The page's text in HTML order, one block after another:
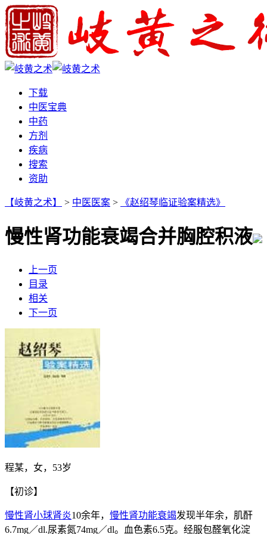
下载
中医宝典
中药
方剂
疾病
搜索
资助
【岐黄之术】 > 中医医案 > 《赵绍琴临证验案精选》
慢性肾功能衰竭合并胸腔积液
上一页
目录
相关
下一页
程某，女，53岁
【初诊】
慢性肾小球肾炎10余年， 慢性肾功能衰竭发现半年余，肌酐
6.7mg／dl.尿素氮74mg／dl。血色素6.5克。经服包醛氧化淀